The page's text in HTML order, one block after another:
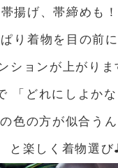
帯揚げ、帯締めも！
り着物を目の前
ションが上がり
「どれにしよかな
色の方が似合う
と楽しく着物選び